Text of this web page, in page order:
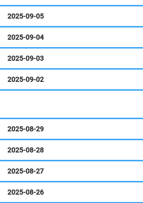
2025-09-05
2025-09-04
2025-09-03
2025-09-02
2025-08-29
2025-08-28
2025-08-27
2025-08-26